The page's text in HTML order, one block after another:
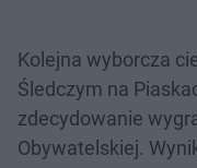
Kolejna wyborcza
Śledczym na
zdecydowanie
Obywatelskiej.